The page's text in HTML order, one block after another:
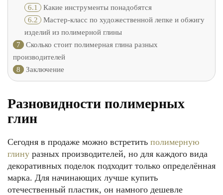
6.1 Какие инструменты понадобятся
6.2 Мастер-класс по художественной лепке и обжигу
изделий из полимерной глины
7
Сколько стоит полимерная глина разных
производителей
8
Заключение
Разновидности полимерных
глин
Сегодня в продаже можно встретить полимерную
глину разных производителей, но для каждого вида
декоративных поделок подходит только определённая
марка. Для начинающих лучше купить
отечественный пластик, он намного дешевле